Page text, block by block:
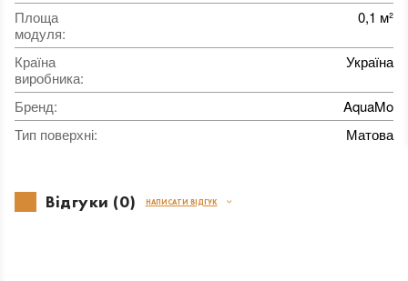
Площа
модуля:
0,1 м²
Країна
виробника:
Україна
Бренд:
AquaMo
Тип поверхні: Матова
Відгуки (0) НАПИСАТИ ВІДГУК